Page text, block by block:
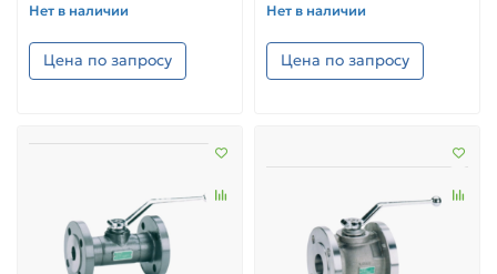
Нет в наличии
Цена по запросу
Нет в наличии
Цена по запросу